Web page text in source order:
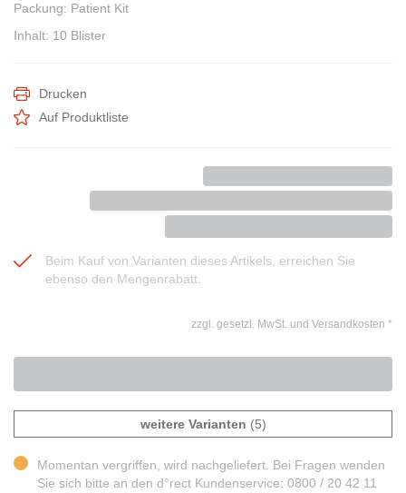
Beim Kauf von Varianten dieses Artikels, erreichen Sie
ebenso den Mengenrabatt.
Packung: Patient Kit
Inhalt: 10 Blister
Drucken
Auf Produktliste
zzgl. gesetzl. MwSt. und Versandkosten *
weitere Varianten (5)
Momentan vergriffen, wird nachgeliefert. Bei Fragen wenden
Sie sich bitte an den d°rect Kundenservice: 0800 / 20 42 11